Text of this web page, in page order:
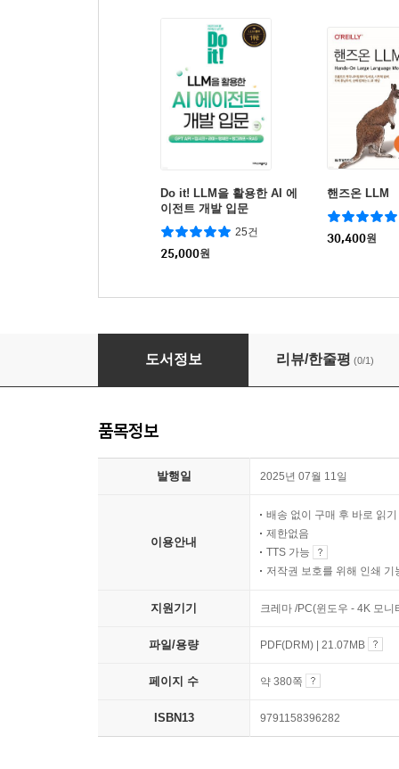
Do it! LLM을 활용한 AI 에
이전트 개발 입문
25건
25,000원
핸즈온 LLM
30,400원
AI 에이전트 인 액션
도서정보 리뷰/한줄평 (0/1)
품목정보
발행일 2025년 07월 11일
이용안내
배송 없이 구매 후 바로 읽기
제한없음
TTS 가능
저작권 보호를 위해 인쇄 기
지원기기 크레마 /PC(윈도우 - 4K 모
파일/용량 PDF(DRM) | 21.07MB
페이지 수 약 380쪽
ISBN13 9791158396282